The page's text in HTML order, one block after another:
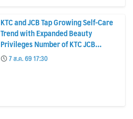
KTC and JCB Tap Growing Self-Care
Trend with Expanded Beauty
Privileges Number of KTC JCB
Cardmembers Spending on
Cosmetics Rises 26%
7 ส.ค. 69 17:30